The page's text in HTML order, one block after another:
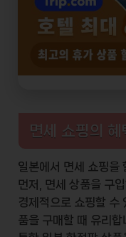
면세 쇼핑의 혜
일본에서 면세 쇼핑을
먼저, 면세 상품을 구
경제적으로 쇼핑할 수
품을 구매할 때 유리